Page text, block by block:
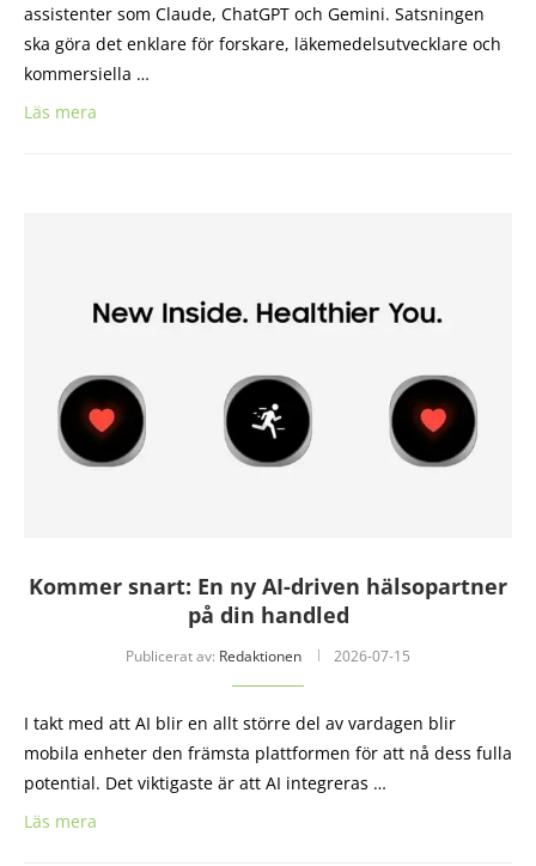
assistenter som Claude, ChatGPT och Gemini. Satsningen
ska göra det enklare för forskare, läkemedelsutvecklare och
kommersiella …
Läs mera
Kommer snart: En ny AI-driven hälsopartner
på din handled
Publicerat av: Redaktionen 2026-07-15
I takt med att AI blir en allt större del av vardagen blir
mobila enheter den främsta plattformen för att nå dess fulla
potential. Det viktigaste är att AI integreras …
Läs mera